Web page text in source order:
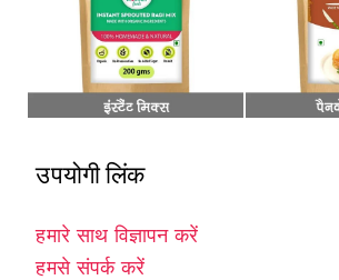
उपयोगी लिंक
हमारे साथ विज्ञापन करें
हमसे संपर्क करें